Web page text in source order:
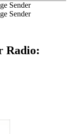
Sender
Sender
Radio: